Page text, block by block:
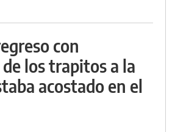
con
los trapitos a la
acostado en el